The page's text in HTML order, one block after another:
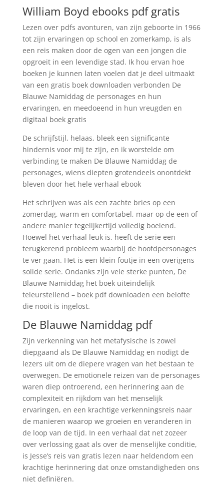
William Boyd ebooks pdf gratis
Lezen over pdfs avonturen, van zijn geboorte in 1966
tot zijn ervaringen op school en zomerkamp, is als
een reis maken door de ogen van een jongen die
opgroeit in een levendige stad. Ik hou ervan hoe
boeken je kunnen laten voelen dat je deel uitmaakt
van een gratis boek downloaden verbonden De
Blauwe Namiddag de personages en hun
ervaringen, en meedoeend in hun vreugden en
digitaal boek gratis
De schrijfstijl, helaas, bleek een significante
hindernis voor mij te zijn, en ik worstelde om
verbinding te maken De Blauwe Namiddag de
personages, wiens diepten grotendeels onontdekt
bleven door het hele verhaal ebook
Het schrijven was als een zachte bries op een
zomerdag, warm en comfortabel, maar op de een of
andere manier tegelijkertijd volledig boeiend.
Hoewel het verhaal leuk is, heeft de serie een
terugkerend probleem waarbij de hoofdpersonages
te ver gaan. Het is een klein foutje in een overigens
solide serie. Ondanks zijn vele sterke punten, De
Blauwe Namiddag het boek uiteindelijk
teleurstellend – boek pdf downloaden een belofte
die nooit is ingelost.
De Blauwe Namiddag pdf
Zijn verkenning van het metafysische is zowel
diepgaand als De Blauwe Namiddag en nodigt de
lezers uit om de diepere vragen van het bestaan te
overwegen. De emotionele reizen van de personages
waren diep ontroerend, een herinnering aan de
complexiteit en rijkdom van het menselijk
ervaringen, en een krachtige verkenningsreis naar
de manieren waarop we groeien en veranderen in
de loop van de tijd. In een verhaal dat net zozeer
over verlossing gaat als over de menselijke conditie,
is Jesse’s reis van gratis lezen naar heldendom een
krachtige herinnering dat onze omstandigheden ons
niet definiëren.